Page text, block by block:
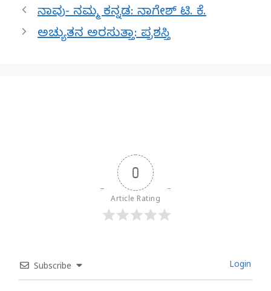
ನಾವು- ನಮ್ಮ ಕನ್ನಡ: ನಾಗೇಶ್ ಟಿ. ಕೆ.
ಅಚ್ಯುತನ ಅರಸುತ್ತಾ: ಪ್ರಶಸ್ತಿ
0
Article Rating
Subscribe Login